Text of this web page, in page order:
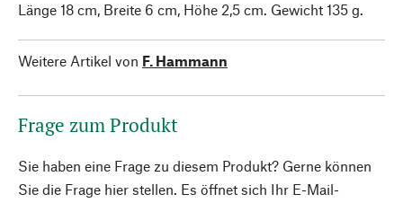
Länge 18 cm, Breite 6 cm, Höhe 2,5 cm. Gewicht 135 g.
Weitere Artikel von F. Hammann
Frage zum Produkt
Sie haben eine Frage zu diesem Produkt? Gerne können
Sie die Frage hier stellen. Es öffnet sich Ihr E-Mail-